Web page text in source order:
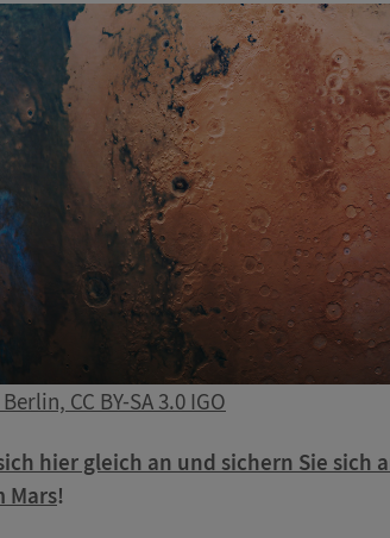
CC BY-SA 3.0 IGO
hier gleich an und sichern Sie sich
Mars!